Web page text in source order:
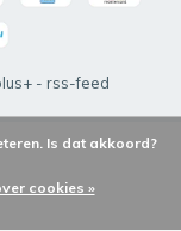
- rss-feed
Is dat akkoord?
cookies »